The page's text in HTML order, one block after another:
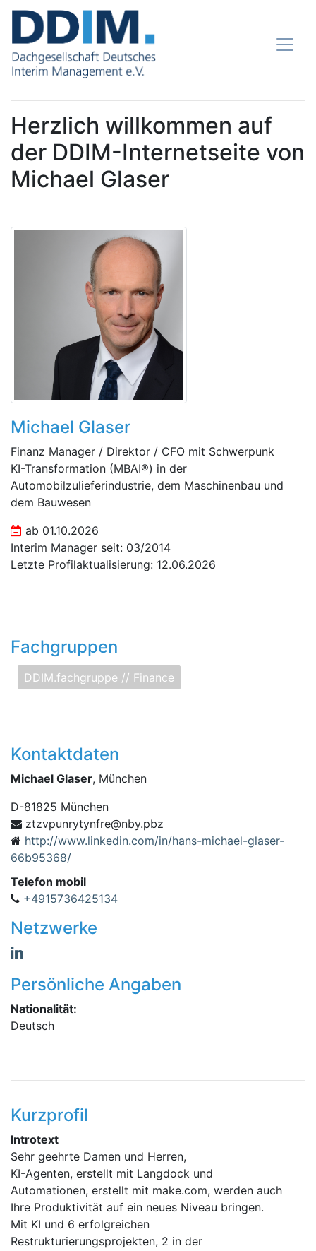
Herzlich willkommen auf
der DDIM-Internetseite von
Michael Glaser
Michael Glaser
Finanz Manager / Direktor / CFO mit Schwerpunk
KI-Transformation (MBAI®) in der
Automobilzulieferindustrie, dem Maschinenbau und
dem Bauwesen
ab 01.10.2026
Interim Manager seit: 03/2014
Letzte Profilaktualisierung: 12.06.2026
Fachgruppen
DDIM.fachgruppe // Finance
Kontaktdaten
Michael Glaser, München
D-81825 München
zbp.ybn@erfnyty
rnupvztz
http://www.linkedin.com/in/hans-michael-glaser-
66b95368/
Telefon mobil
+4915736425134
Netzwerke
Persönliche Angaben
Nationalität:
Deutsch
Kurzprofil
Introtext
Sehr geehrte Damen und Herren,
KI-Agenten, erstellt mit Langdock und
Automationen, erstellt mit make.com, werden auch
Ihre Produktivität auf ein neues Niveau bringen.
Mit KI und 6 erfolgreichen
Restrukturierungsprojekten, 2 in der